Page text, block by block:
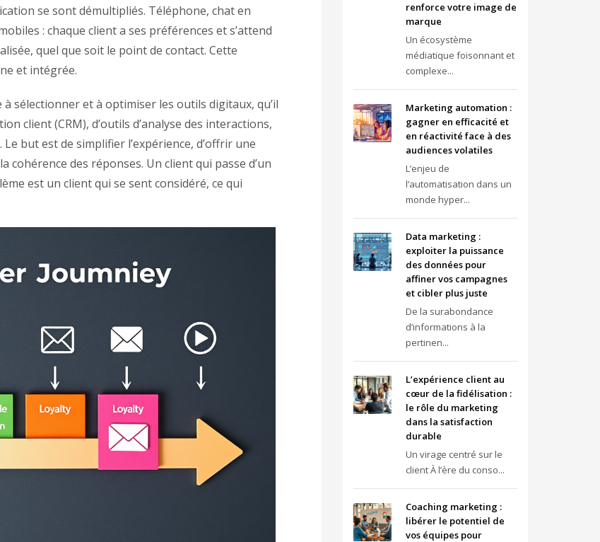
se sont démultipliés. Téléphone, chat en
: chaque client a ses préférences et s’attend
quel que soit le point de contact. Cette
et intégrée.
sélectionner et à optimiser les outils digitaux, qu’il
client (CRM), d’outils d’analyse des interactions,
but est de simplifier l’expérience, d’offrir une
cohérence des réponses. Un client qui passe d’un
est un client qui se sent considéré, ce qui
renforce votre image de
marque
Un écosystème
médiatique foisonnant et
complexe...
Marketing automation :
gagner en efficacité et
en réactivité face à des
audiences volatiles
L’enjeu de
l’automatisation dans un
monde hyper...
Data marketing :
exploiter la puissance
des données pour
affiner vos campagnes
et cibler plus juste
De la surabondance
d’informations à la
pertinen...
L’expérience client au
cœur de la fidélisation :
le rôle du marketing
dans la satisfaction
durable
Un virage centré sur le
client À l’ère du conso...
Coaching marketing :
libérer le potentiel de
vos équipes pour